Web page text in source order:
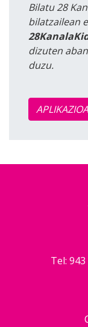
Bilatu 28
bilatzailean
dizuten
duzu.
APLIKAZIOA
Tel: